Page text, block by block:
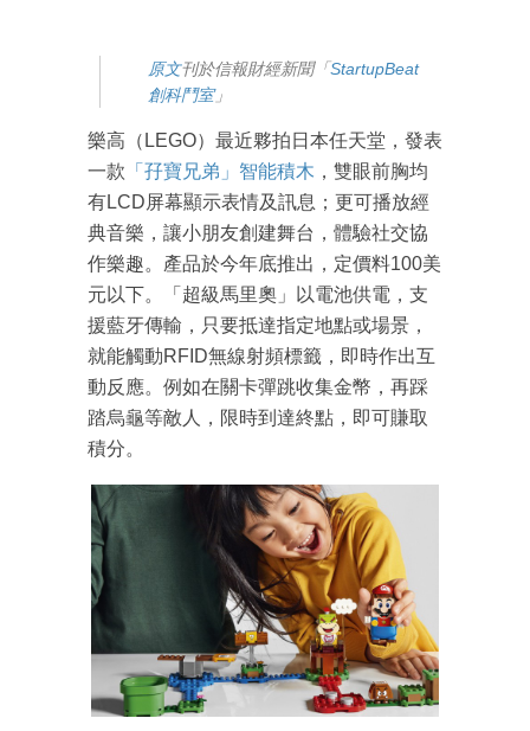
原文刊於信報財經新聞「StartupBeat
創科鬥室」
樂高（LEGO）最近夥拍日本任天堂，發表
一款 「孖寶兄弟」智能積木 ，雙眼前胸均
有LCD屏幕顯示表情及訊息；更可播放經
典音樂，讓小朋友創建舞台，體驗社交協
作樂趣。產品於今年底推出，定價料100美
元以下。「超級馬里奧」以電池供電，支
援藍牙傳輸，只要抵達指定地點或場景，
就能觸動RFID無線射頻標籤，即時作出互
動反應。例如在關卡彈跳收集金幣，再踩
踏烏龜等敵人，限時到達終點，即可賺取
積分。